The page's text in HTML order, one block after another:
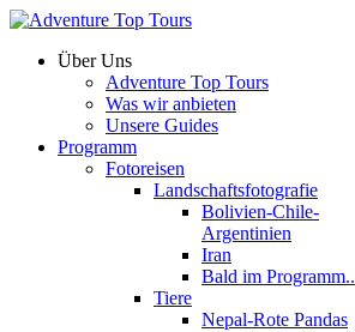
Über Uns
Adventure Top Tours
Was wir anbieten
Unsere Guides
Programm
Fotoreisen
Landschaftsfotografie
Bolivien-Chile-
Argentinien
Iran
Bald im Programm..
Tiere
Nepal-Rote Pandas